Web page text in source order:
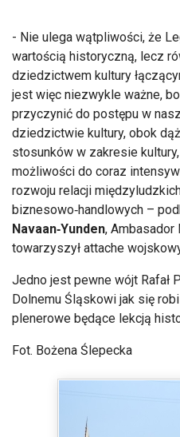
- Nie ulega wątpliwości, że
wartością historyczną, lecz
dziedzictwem kultury
jest więc niezwykle ważne,
przyczynić do postępu w
dziedzictwie kultury, obok
stosunków w zakresie
możliwości do coraz
rozwoju relacji
biznesowo‑handlowych –
Navaan‑Yunden,
towarzyszył attache
Jedno jest pewne wójt Rafał
Dolnemu Śląskowi jak się
plenerowe będące lekcją
Fot. Bożena Ślepecka